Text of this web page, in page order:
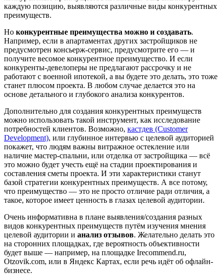
каждую позицию, выявляются различные виды конкурентных
преимуществ.
Но конкурентные преимущества можно и создавать.
Например, если в апартаментах других застройщиков не
предусмотрен консьерж-сервис, предусмотрите его — и
получите весомое конкурентное преимущество. И если
конкуренты-девелоперы не предлагают рассрочку и не
работают с военной ипотекой, а вы будете это делать, это тоже
станет плюсом проекта. В любом случае делается это на
основе детального и глубокого анализа конкурентов.
Дополнительно для создания конкурентных преимуществ
можно использовать такой инструмент, как исследование
потребностей клиентов. Возможно, кастдев (Customer
Development), или глубинное интервью с целевой аудиторией
покажет, что людям важны витражное остекление или
наличие мастер-спальни, или отделка от застройщика — всё
это можно будет учесть ещё на стадии проектирования и
составления сметы проекта. И эти характеристики станут
базой стратегии конкурентных преимуществ. А все потому,
что преимущество — это не просто отличие ради отличия, а
такое, которое имеет ценность в глазах целевой аудитории.
Очень информативна в плане выявления/создания разных
видов конкурентных преимуществ путём изучения мнения
целевой аудитории и анализ отзывов. Желательно делать это
на сторонних площадках, где вероятность объективности
будет выше — например, на площадке Irecommend.ru,
Otzovik.com, или в Яндекс Картах, если речь идёт об офлайн-
бизнесе.